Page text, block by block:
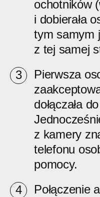
ochotników
i dobierała
tym samym
z tej samej
Pierwsza
dołączała
z kamery
telefonu
pomocy.
Połączenie